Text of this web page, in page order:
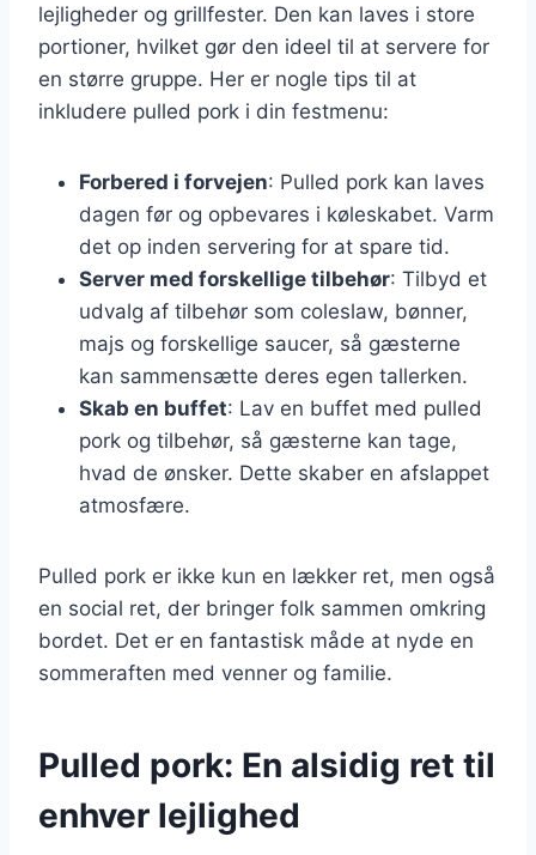
lejligheder og grillfester. Den kan laves i store
portioner, hvilket gør den ideel til at servere for
en større gruppe. Her er nogle tips til at
inkludere pulled pork i din festmenu:
Forbered i forvejen: Pulled pork kan laves
dagen før og opbevares i køleskabet. Varm
det op inden servering for at spare tid.
Server med forskellige tilbehør: Tilbyd et
udvalg af tilbehør som coleslaw, bønner,
majs og forskellige saucer, så gæsterne
kan sammensætte deres egen tallerken.
Skab en buffet: Lav en buffet med pulled
pork og tilbehør, så gæsterne kan tage,
hvad de ønsker. Dette skaber en afslappet
atmosfære.
Pulled pork er ikke kun en lækker ret, men også
en social ret, der bringer folk sammen omkring
bordet. Det er en fantastisk måde at nyde en
sommeraften med venner og familie.
Pulled pork: En alsidig ret til
enhver lejlighed